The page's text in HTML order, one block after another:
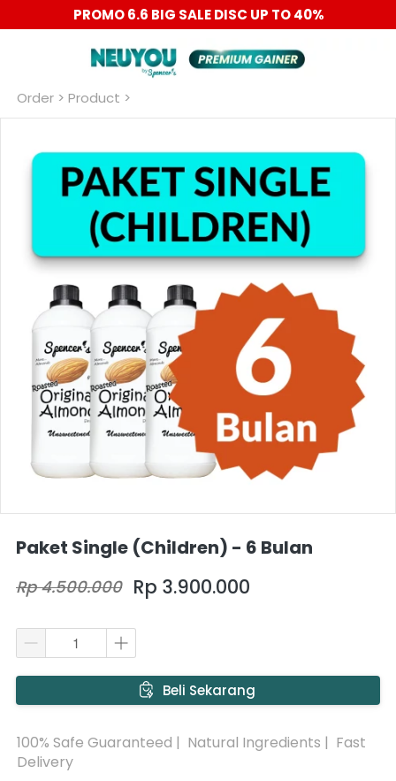
PROMO 6.6 BIG SALE DISC UP TO 40%
Order > Product >
Paket Single (Children) - 6 Bulan
Rp 4.500.000 Rp 3.900.000
` Beli Sekarang
100% Safe Guaranteed |  Natural Ingredients |  Fast
Delivery